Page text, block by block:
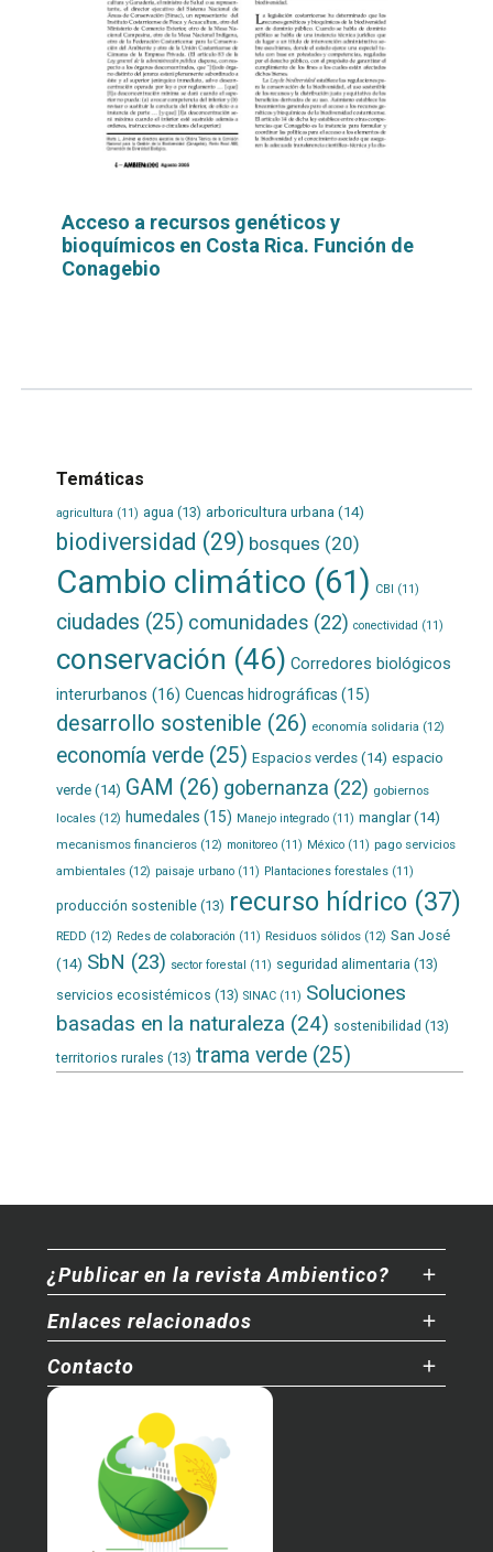
Acceso a recursos genéticos y
bioquímicos en Costa Rica. Función de
Conagebio
Temáticas
agricultura (11) agua (13) arboricultura urbana (14)
biodiversidad (29) bosques (20)
Cambio climático (61) CBI (11)
ciudades (25) comunidades (22) conectividad (11)
conservación (46) Corredores biológicos
interurbanos (16) Cuencas hidrográficas (15)
desarrollo sostenible (26) economía solidaria (12)
economía verde(25) Espacios verdes(14) espacio
verde(14) GAM (26) gobernanza (22) gobiernos
locales(12) humedales (15) Manejo integrado(11) manglar(14)
mecanismos financieros(12) monitoreo(11) México(11) pago servicios
ambientales(12) paisaje urbano(11) Plantaciones forestales(11)
producción sostenible(13) recurso hídrico(37)
REDD (12) Redes de colaboración (11) Residuos sólidos(12) San José
(14) SbN (23) sector forestal (11) seguridad alimentaria (13)
servicios ecosistémicos (13) SINAC(11) Soluciones
basadas en la naturaleza (24) sostenibilidad (13)
territorios rurales (13) trama verde(25)
¿Publicar en la revista Ambientico?
Enlaces relacionados
Contacto